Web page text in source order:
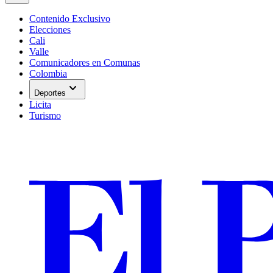
Contenido Exclusivo
Elecciones
Cali
Valle
Comunicadores en Comunas
Colombia
Deportes expand_more
Licita
Turismo